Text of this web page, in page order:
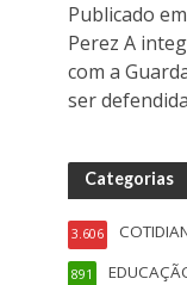
Publicado
Perez A
com a
ser
Categorias
3.606
891